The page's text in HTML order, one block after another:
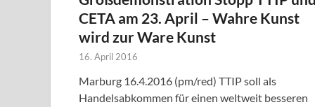
CETA am 23. April – Wahre Kunst
wird zur Ware Kunst
16. April 2016
Marburg 16.4.2016 (pm/red) TTIP soll als
Handelsabkommen für einen weltweit besseren